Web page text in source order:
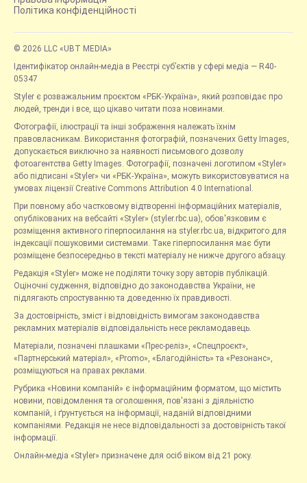
Політика конфіденційності
© 2026 LLC «UBT MEDIA»
Ідентифікатор онлайн-медіа в Реєстрі суб’єктів у сфері медіа — R40-
05347
Styler є розважальним проєктом «РБК-Україна», який розповідає про
людей, тренди і все, що цікаво читати поза новинами.
Фотографії, ілюстрації та інші зображення належать їхнім
правовласникам. Використання фотографій, позначених Getty Images,
допускається виключно за наявності письмового дозволу
фотоагентства Getty Images. Фотографії, позначені логотипом «Styler»
або підписані «Styler» чи «РБК-Україна», можуть використовуватися на
умовах ліцензії Creative Commons Attribution 4.0 International.
При повному або частковому відтворенні інформаційних матеріалів,
опублікованих на вебсайті «Styler» (styler.rbc.ua), обов'язковим є
розміщення активного гіперпосилання на styler.rbc.ua, відкритого для
індексації пошуковими системами. Таке гіперпосилання має бути
розміщене безпосередньо в тексті матеріалу не нижче другого абзацу.
Редакція «Styler» може не поділяти точку зору авторів публікацій.
Оціночні судження, відповідно до законодавства України, не
підлягають спростуванню та доведенню їх правдивості.
За достовірність, зміст і відповідність вимогам законодавства
рекламних матеріалів відповідальність несе рекламодавець.
Матеріали, позначені плашками «Прес-реліз», «Спецпроєкт»,
«Партнерський матеріал», «Promo», «Благодійність» та «Резонанс»,
розміщуються на правах реклами.
Рубрика «Новини компаній» є інформаційним форматом, що містить
новини, повідомлення та оголошення, пов'язані з діяльністю
компаній, і ґрунтується на інформації, наданій відповідними
компаніями. Редакція не несе відповідальності за достовірність такої
інформації.
Онлайн-медіа «Styler» призначене для осіб віком від 21 року.